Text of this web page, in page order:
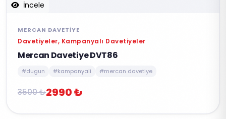
İncele
MERCAN DAVETIYE
Davetiyeler, Kampanyalı Davetiyeler
Mercan Davetiye DVT86
#dugun #kampanyali #mercan davetiye
3500 ₺2990 ₺